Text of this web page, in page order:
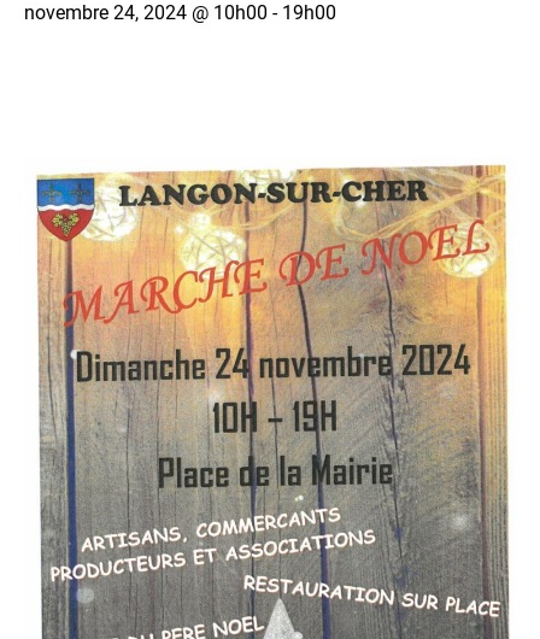
novembre 24, 2024 @ 10h00 - 19h00